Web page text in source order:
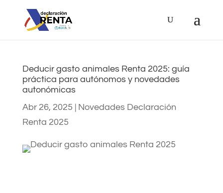
Deducir gasto animales Renta 2025: guía
práctica para autónomos y novedades
autonómicas
Abr 26, 2025 | Novedades Declaración
Renta 2025